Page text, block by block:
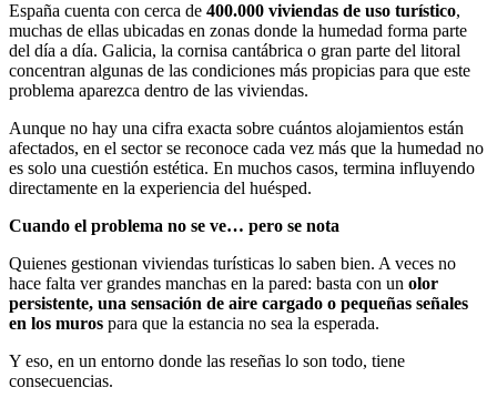
España cuenta con cerca de 400.000 viviendas de uso turístico,
muchas de ellas ubicadas en zonas donde la humedad forma parte
del día a día. Galicia, la cornisa cantábrica o gran parte del litoral
concentran algunas de las condiciones más propicias para que este
problema aparezca dentro de las viviendas.
Aunque no hay una cifra exacta sobre cuántos alojamientos están
afectados, en el sector se reconoce cada vez más que la humedad no
es solo una cuestión estética. En muchos casos, termina influyendo
directamente en la experiencia del huésped.
Cuando el problema no se ve… pero se nota
Quienes gestionan viviendas turísticas lo saben bien. A veces no
hace falta ver grandes manchas en la pared: basta con un olor
persistente, una sensación de aire cargado o pequeñas señales
en los muros para que la estancia no sea la esperada.
Y eso, en un entorno donde las reseñas lo son todo, tiene
consecuencias.